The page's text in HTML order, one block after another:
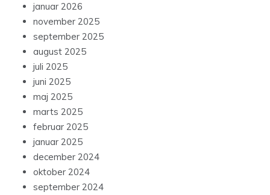
januar 2026
november 2025
september 2025
august 2025
juli 2025
juni 2025
maj 2025
marts 2025
februar 2025
januar 2025
december 2024
oktober 2024
september 2024